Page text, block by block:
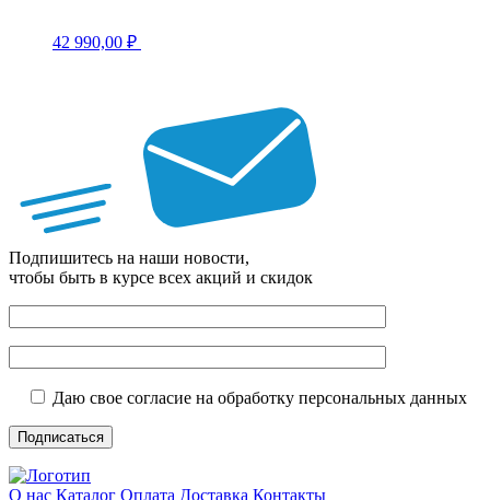
42 990,00 ₽
Подпишитесь на наши новости,
чтобы быть в курсе всех акций и скидок
Даю свое согласие на обработку персональных данных
О нас Каталог Оплата Доставка Контакты